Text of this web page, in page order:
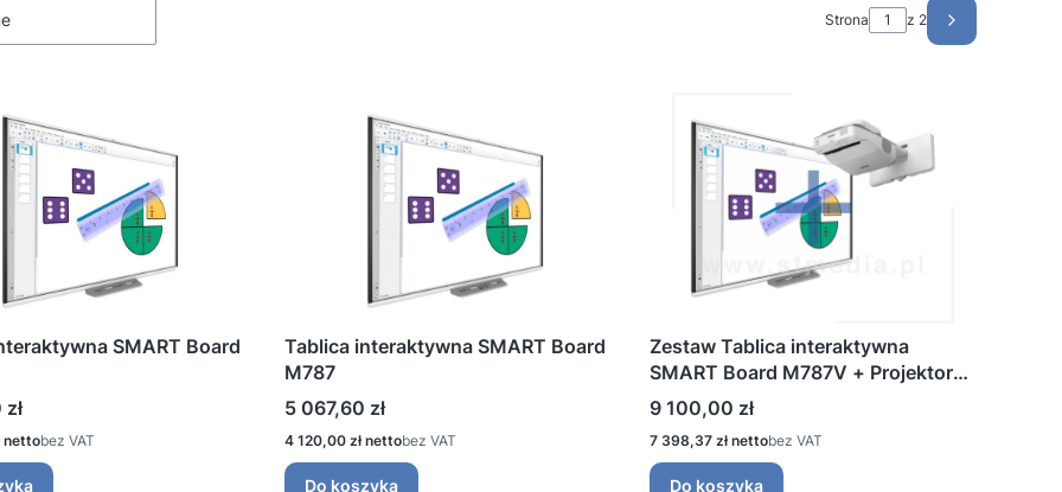
Strona z 2 Następne
SMART Board
bez VAT
Tablica interaktywna SMART Board
M787
Cena
5 067,60 zł
Cena
4 120,00 zł bez VAT
Do koszyka
Zestaw Tablica interaktywna
SMART Board M787V + Projektor
ultrakrótkoogniskowy Epson EB-
685W
Cena
9 100,00 zł
Cena
7 398,37 zł bez VAT
Do koszyka